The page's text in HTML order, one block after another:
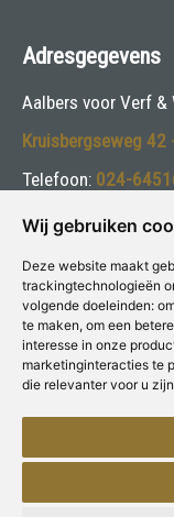
Wij gebruiken
Deze website maakt
trackingtechnologieën
volgende doeleinden:
te maken, om een
interesse in onze
marketinginteracties te
die relevanter voor u zijn
Adresgegevens
Aalbers voor Verf &
Kruisbergseweg 42
Telefoon: 024-
E-mail:
Volg ons:
Copyright © Concepts &